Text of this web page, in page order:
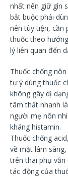
nhất nên giữ gìn
bắt buộc phải
nên tùy tiện, cần
thuốc theo
lý liên quan đến
Thuốc chống
tự ý dùng thuốc
không gây dị
tâm thất nhanh
người mẹ nôn
kháng histamin.
Thuốc chống
về mặt lâm
trên thai phụ vẫn
tác động của